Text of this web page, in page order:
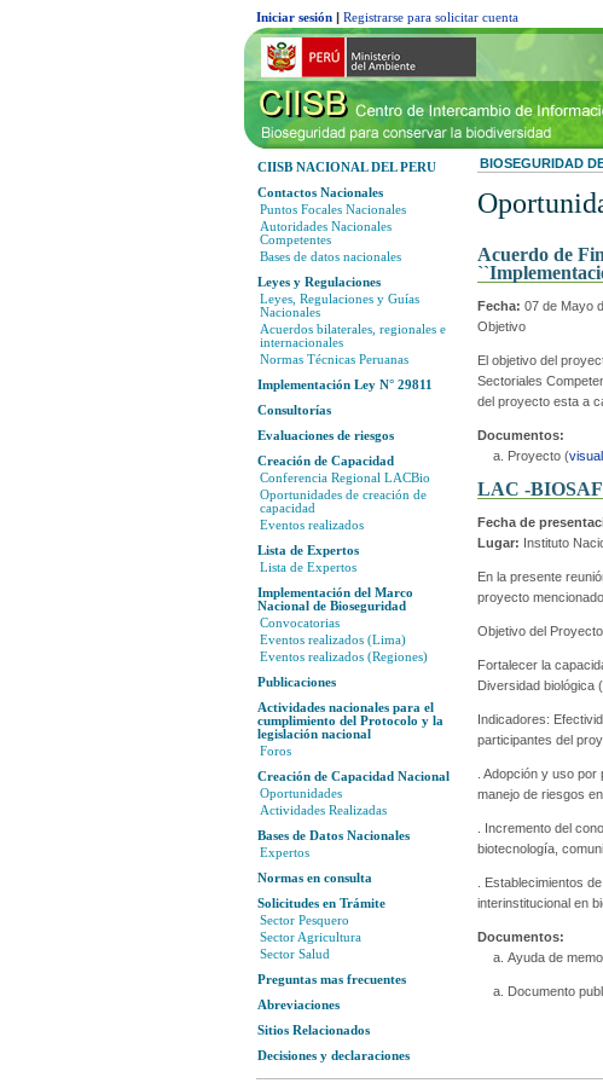
Iniciar sesión | Registrarse para solicitar cuenta
CIISB NACIONAL DEL PERU
Contactos Nacionales
Puntos Focales Nacionales
Autoridades Nacionales
Competentes
Bases de datos nacionales
Leyes y Regulaciones
Leyes, Regulaciones y Guías
Nacionales
Acuerdos bilaterales, regionales e
internacionales
Normas Técnicas Peruanas
Implementación Ley N° 29811
Consultorías
Evaluaciones de riesgos
Creación de Capacidad
Conferencia Regional LACBio
Oportunidades de creación de
capacidad
Eventos realizados
Lista de Expertos
Lista de Expertos
Implementación del Marco
Nacional de Bioseguridad
Convocatorias
Eventos realizados (Lima)
Eventos realizados (Regiones)
Publicaciones
Actividades nacionales para el
cumplimiento del Protocolo y la
legislación nacional
Foros
Creación de Capacidad Nacional
Oportunidades
Actividades Realizadas
Bases de Datos Nacionales
Expertos
Normas en consulta
Solicitudes en Trámite
Sector Pesquero
Sector Agricultura
Sector Salud
Preguntas mas frecuentes
Abreviaciones
Sitios Relacionados
Decisiones y declaraciones
BIOSEGURIDAD
Acuerdo de
Fecha: 07 de Mayo
Objetivo
El objetivo del
Sectoriales
del proyecto esta a
Documentos:
Proyecto (
LAC -
Fecha de
Lugar: Instituto
En la presente
proyecto
Objetivo del Proyecto
Fortalecer la
Diversidad biológica
Indicadores:
participantes del
. Adopción y uso
manejo de riesgos
. Incremento del
biotecnología,
. Establecimientos
interinstitucional en
Documentos:
Ayuda de
Documento